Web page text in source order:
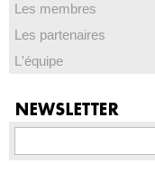
Les membres
Les partenaires
L'équipe